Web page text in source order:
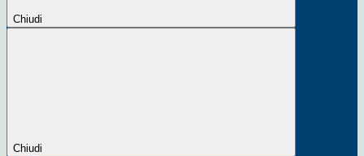
Chiudi
Chiudi